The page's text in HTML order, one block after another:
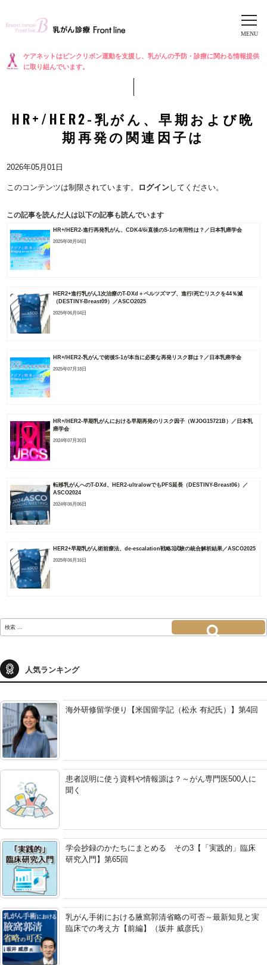
ケアネットはピンクリボン運動を支援し、乳がんの予防・診療に関わる情報提供
に取り組んでいます。
HR+/HER2-乳がん、早期および晩
期再発の関連因子は
2026年05月01日
このコンテンツは制限されています。 ログインしてください。
この記事を読んだ人は以下の記事も読んでいます
HR+/HER2-進行再発乳がん、CDK4/6i直後のS-1の有用性は？／日本乳癌学会
2025年08月04日
HER2+進行乳がん1次治療のT-DXd＋ペルツズマブ、進行/死亡リスクを44％減
（DESTINY-Breast09）／ASCO2025
2025年06月04日
HR+/HER2-乳がんで術後S-1が本当に必要な再発リスク群は？／日本乳癌学会
2025年07月18日
HR+/HER2-早期乳がんにおける早期再発のリスク因子（WJOG15721B）／日本乳
癌学会
2024年07月30日
転移乳がんへのT-DXd、HER2-ultralowでもPFS延長（DESTINY-Breast06）／
ASCO2024
2024年06月06日
HER2+早期乳がん術前療法、de-escalation戦略3試験の統合解析結果／ASCO2025
2025年06月16日
索:
人気ランキング
海外研修留学便り【米国留学記（松永 有紀氏）】第4回
患者説明に使う資料や情報源は？～がん専門医500人に
聞く
学会抄録のかたちにまとめる その3【「実践的」臨床
研究入門】第65回
乳がん手術における腋窩郭清省略の可否～最新知見と実
臨床での考え方【前編】（坂井 威彦氏）